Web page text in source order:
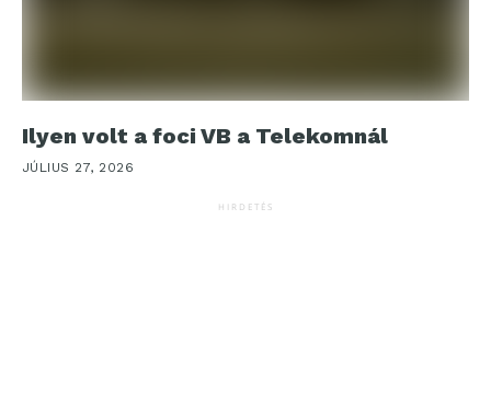
Ilyen volt a foci VB a Telekomnál
JÚLIUS 27, 2026
HIRDETÉS